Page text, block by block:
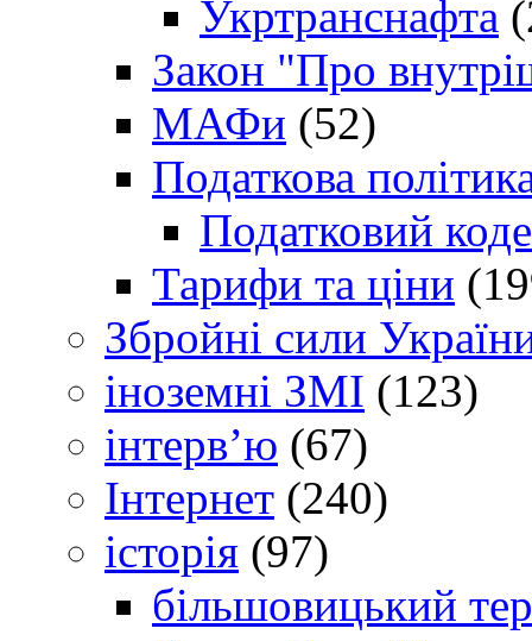
Укртранснафта
Закон "Про
МАФи (52)
Податкова
Податковий
Тарифи та ціни
Збройні сили
іноземні ЗМІ (123)
інтерв’ю (67)
Інтернет (240)
історія (97)
більшовицький